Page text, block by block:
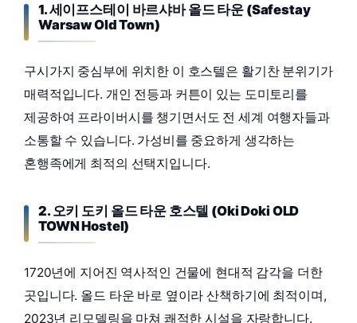
1. 세이프스테이 바르샤바 올드 타운 (Safestay
Warsaw Old Town)
구시가지 중심부에 위치한 이 호스텔은 활기찬 분위기가
매력적입니다. 개인 전등과 커튼이 있는 도미토리를
제공하여 프라이버시를 챙기면서도 전 세계 여행자들과
소통할 수 있습니다. 가성비를 중요하게 생각하는
혼행족에게 최적의 선택지입니다.
2. 오키 도키 올드 타운 호스텔 (Oki Doki OLD
TOWN Hostel)
1720년에 지어진 역사적인 건물에 현대적 감각을 더한
곳입니다. 올드 타운 바로 옆이라 산책하기에 최적이며,
2023년 리모델링을 마쳐 쾌적한 시설을 자랑합니다.